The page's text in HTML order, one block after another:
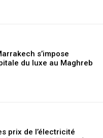
s’impose
du luxe au Maghreb
prix de l’électricité